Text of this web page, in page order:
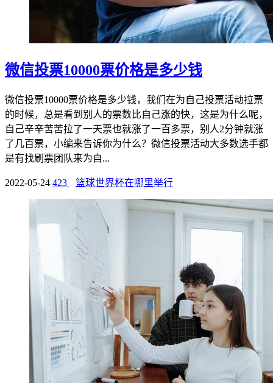
微信投票10000票价格是多少钱
微信投票10000票价格是多少钱，我们在为自己投票活动拉票
的时候，总是看到别人的票数比自己涨的快，这是为什么呢，
自己辛辛苦苦拉了一天票也就涨了一百多票，别人2分钟就涨
了几百票，小编来告诉你为什么？微信投票活动大多数选手都
是有找刷票团队来为自...
2022-05-24 423 篮球世界杯在哪里举行